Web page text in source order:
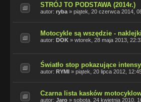
STRÓJ TO PODSTAWA (2014r.)
autor: ryba » piątek, 20 czerwca 2014,
Motocykle są wszędzie -
autor: DOK » wtorek, 28 maja 2013,
Światło stop pokazujące
autor: RYMI » piątek, 20 lipca 2012,
Czarna lista kasków
autor: Jaro » sobota, 24 kwietnia 2010,